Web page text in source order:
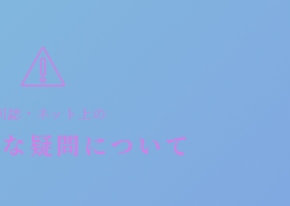
誌・ネット上の
疑問について